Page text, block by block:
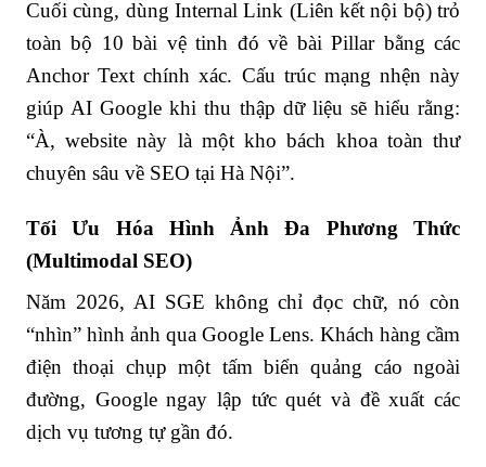
Cuối cùng, dùng Internal Link (Liên kết nội bộ) trỏ
toàn bộ 10 bài vệ tinh đó về bài Pillar bằng các
Anchor Text chính xác. Cấu trúc mạng nhện này
giúp AI Google khi thu thập dữ liệu sẽ hiểu rằng:
“À, website này là một kho bách khoa toàn thư
chuyên sâu về SEO tại Hà Nội”.
Tối Ưu Hóa Hình Ảnh Đa Phương Thức
(Multimodal SEO)
Năm 2026, AI SGE không chỉ đọc chữ, nó còn
“nhìn” hình ảnh qua Google Lens. Khách hàng cầm
điện thoại chụp một tấm biển quảng cáo ngoài
đường, Google ngay lập tức quét và đề xuất các
dịch vụ tương tự gần đó.